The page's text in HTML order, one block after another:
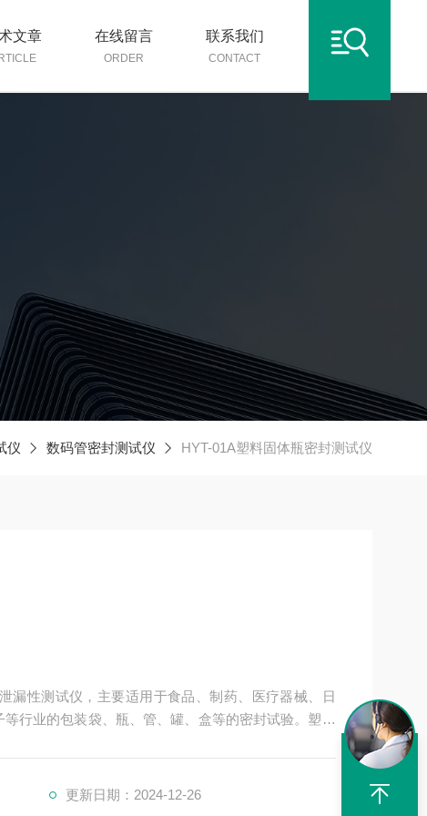
文章 在线留言
ORDER
联系我们
CONTACT
仪 数码管密封测试仪 HYT-01A塑料固体瓶密封测试仪
漏性测试仪，主要适用于食品、制药、医疗器械、日
行业的包装袋、瓶、管、罐、盒等的密封试验。塑料
更新日期：2024-12-26